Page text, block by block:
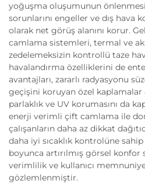
yoğuşma oluşumunun
sorunlarını engeller ve dış hava
olarak net görüş alanını korur.
camlama sistemleri, termal ve
zedelemeksizin kontrollü taze
havalandırma özelliklerini de
avantajları, zararlı radyasyonu
geçişini koruyan özel kaplamalar
parlaklık ve UV korumasını da
enerji verimli çift camlama ile
çalışanların daha az dikkat
daha iyi sıcaklık kontrolüne
boyunca artırılmış görsel konfor
verimlilik ve kullanıcı
gözlemlenmiştir.